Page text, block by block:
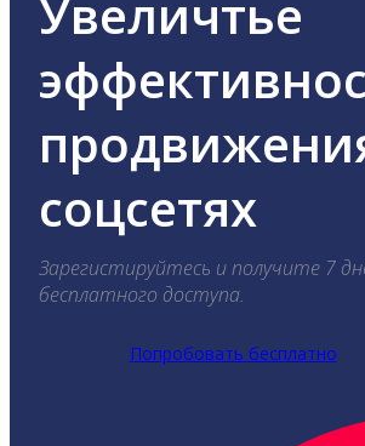
Увеличтье
соцсетях
Зарегистируйтесь и получите 7
бесплатного доступа.
Попробовать бесплатно